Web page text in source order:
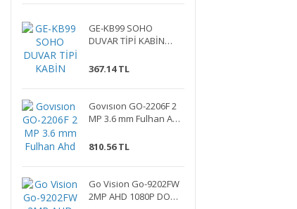
GE-KB99 SOHO
DUVAR TİPİ KABİN
367.14 TL
Govısıon GO-2206F 2
MP 3.6 mm Fulhan Ahd
810.56 TL
Go Vision Go-9202FW
2MP AHD 1080P DOME